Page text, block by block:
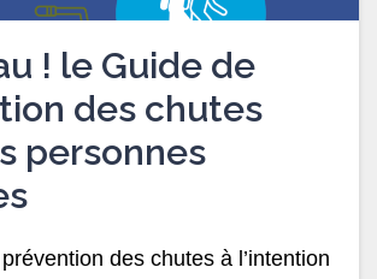
! le Guide de
des chutes
personnes
des chutes à l’intention